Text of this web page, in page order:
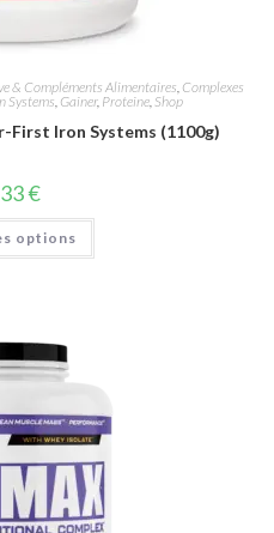
& Compléments Alimentaires, Complexes
Systems, Gainer, Proteine, Shop
Iron Systems (1100g)
€
options